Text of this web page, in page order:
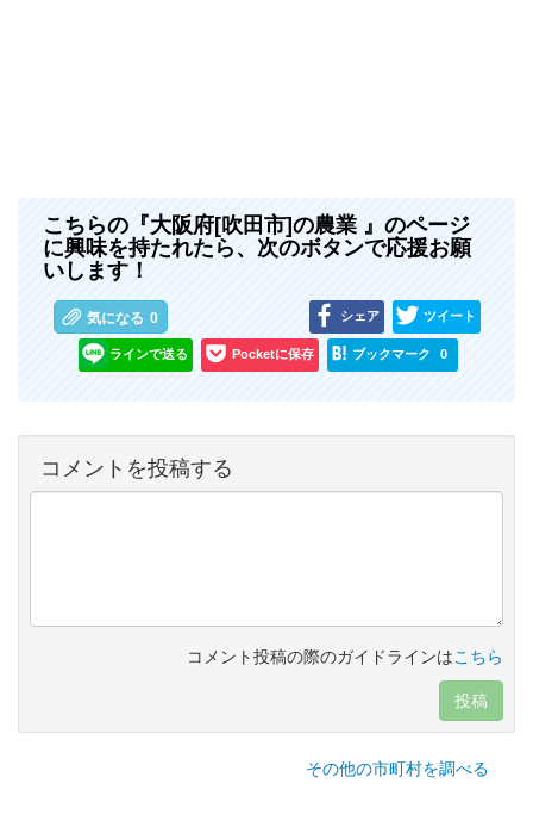
こちらの『大阪府[吹田市]の農業 』のページ
に興味を持たれたら、次のボタンで応援お願
いします！
気になる 0 シェア ツイート
ラインで送る Pocketに保存 ブックマーク 0
コメントを投稿する
コメント投稿の際のガイドラインはこちら
投稿
その他の市町村を調べる